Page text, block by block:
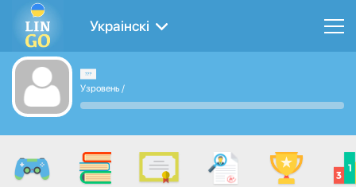
Украінскі
Узровень /